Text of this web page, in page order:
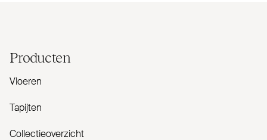
Producten
Vloeren
Tapijten
Collectieoverzicht